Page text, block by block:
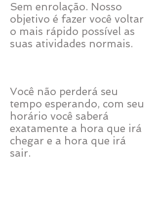
Sem enrolação. Nosso
objetivo é fazer você voltar
o mais rápido possível as
suas atividades normais.
Você não perderá seu
tempo esperando, com seu
horário você saberá
exatamente a hora que irá
chegar e a hora que irá
sair.